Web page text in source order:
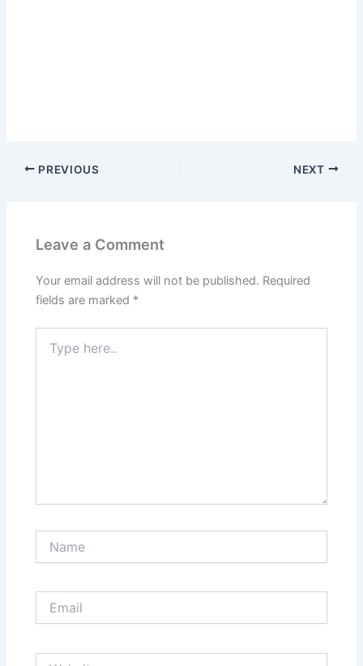
PREVIOUS NEXT
Leave a Comment
Your email address will not be published. Required
fields are marked *
here..